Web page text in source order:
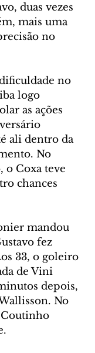
duas vezes
mais uma
no
no
logo
as ações
ali dentro da
No
Coxa teve
chances
mandou
fez
33, o goleiro
de Vini
depois,
No
Coutinho